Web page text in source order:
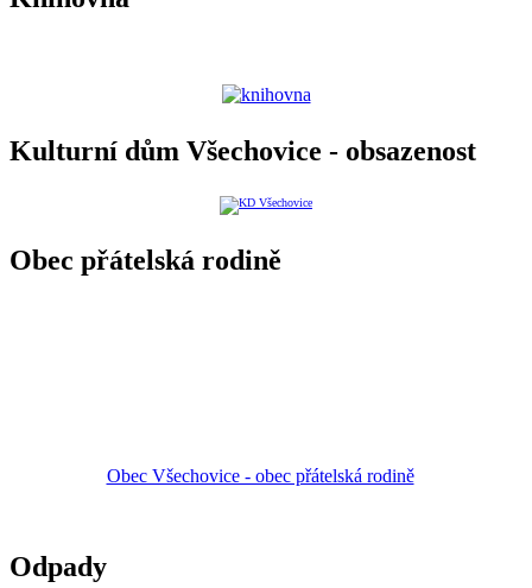
Kulturní dům Všechovice - obsazenost
Obec přátelská rodině
Obec Všechovice - obec přátelská rodině
Odpady